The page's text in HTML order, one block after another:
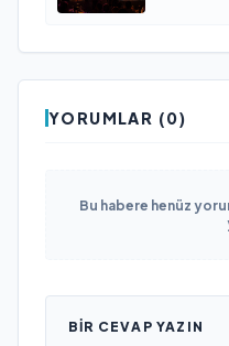
YORUMLAR (0)
Bu habere henüz
BIR CEVAP YAZIN